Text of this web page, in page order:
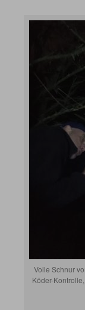
Volle Schnur
Köder-